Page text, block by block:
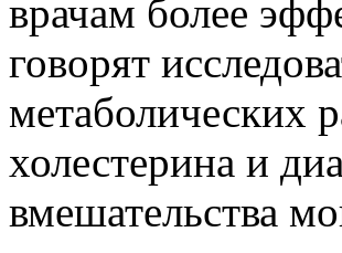
врачам более
говорят
метаболических
холестерина и
вмешательства